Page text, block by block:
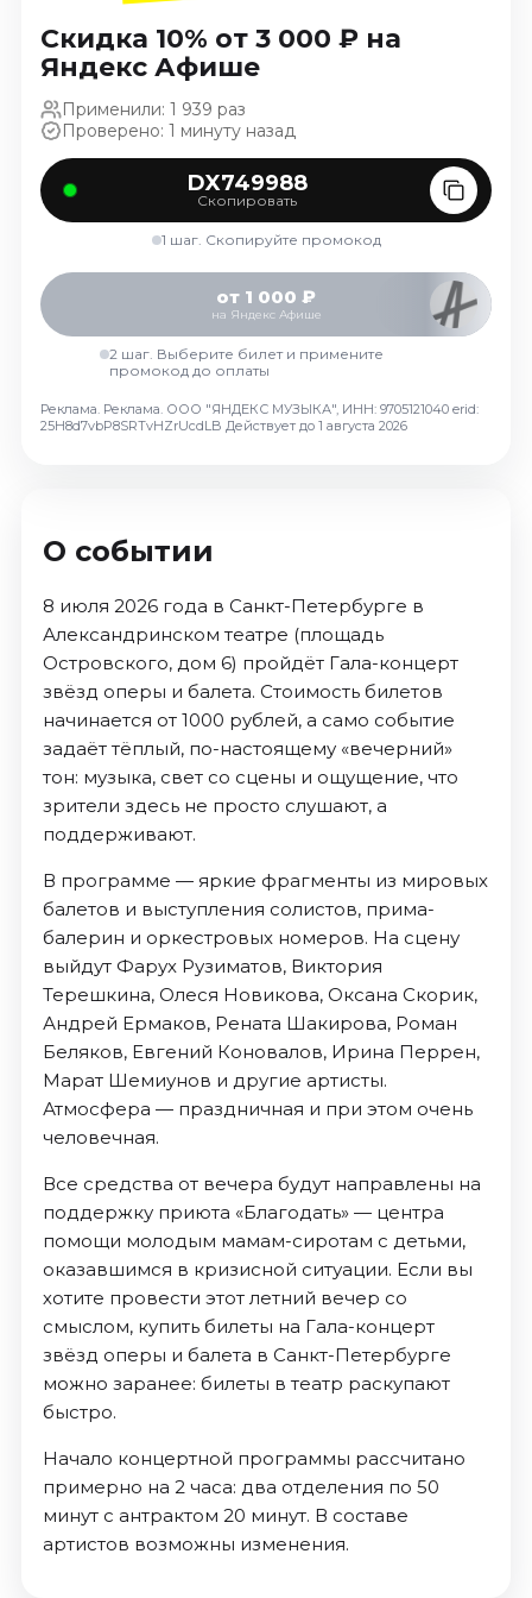
Декабрь 2026
Август 2026
Сентябрь 2026
Декабрь 2026
Август 2026
Сентябрь 2026
Октябрь 2026
Ноябрь 2026
Декабрь 2026
Январь 2027
Скидка 10% от 3 000 ₽ на
Яндекс Афише
Применили: 1 939 раз
Проверено: 1 минуту назад
DX749988
Скопировать
1 шаг. Скопируйте промокод
от 1 000 ₽
на Яндекс Афише
2 шаг. Выберите билет и примените
промокод до оплаты
Реклама. Реклама. ООО "ЯНДЕКС МУЗЫКА", ИНН: 9705121040 erid:
25H8d7vbP8SRTvHZrUcdLB Действует до 1 августа 2026
О событии
8 июля 2026 года в Санкт-Петербурге в
Александринском театре (площадь
Островского, дом 6) пройдёт Гала-концерт
звёзд оперы и балета. Стоимость билетов
начинается от 1000 рублей, а само событие
задаёт тёплый, по-настоящему «вечерний»
тон: музыка, свет со сцены и ощущение, что
зрители здесь не просто слушают, а
поддерживают.
В программе — яркие фрагменты из мировых
балетов и выступления солистов, прима-
балерин и оркестровых номеров. На сцену
выйдут Фарух Рузиматов, Виктория
Терешкина, Олеся Новикова, Оксана Скорик,
Андрей Ермаков, Рената Шакирова, Роман
Беляков, Евгений Коновалов, Ирина Перрен,
Марат Шемиунов и другие артисты.
Атмосфера — праздничная и при этом очень
человечная.
Все средства от вечера будут направлены на
поддержку приюта «Благодать» — центра
помощи молодым мамам-сиротам с детьми,
оказавшимся в кризисной ситуации. Если вы
хотите провести этот летний вечер со
смыслом, купить билеты на Гала-концерт
звёзд оперы и балета в Санкт-Петербурге
можно заранее: билеты в театр раскупают
быстро.
Начало концертной программы рассчитано
примерно на 2 часа: два отделения по 50
минут с антрактом 20 минут. В составе
артистов возможны изменения.